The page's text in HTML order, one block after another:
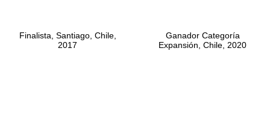
Finalista, Santiago, Chile,
2017
Ganador Categoría
Expansión, Chile, 2020